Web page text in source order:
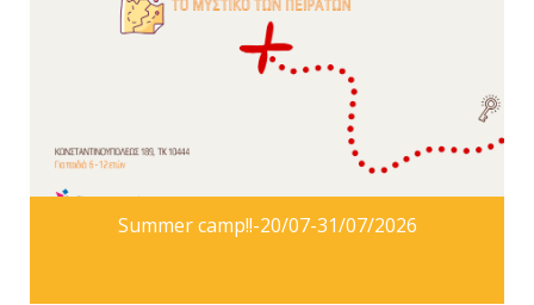
Summer camp!!-20/07-31/07/2026